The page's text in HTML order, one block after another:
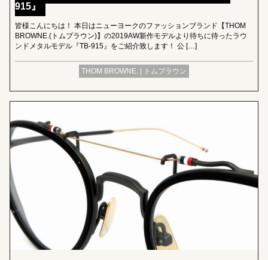
915』
皆様こんにちは！ 本日はニューヨークのファッションブランド【THOM
BROWNE.(トムブラウン)】の2019AW新作モデルより待ちに待ったラウ
ンドメタルモデル『TB-915』をご紹介致します！ 公 […]
THOM BROWNE. | トムブラウン